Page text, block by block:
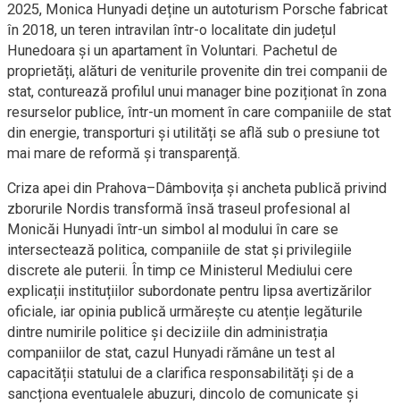
2025, Monica Hunyadi deține un autoturism Porsche fabricat
în 2018, un teren intravilan într-o localitate din județul
Hunedoara și un apartament în Voluntari. Pachetul de
proprietăți, alături de veniturile provenite din trei companii de
stat, conturează profilul unui manager bine poziționat în zona
resurselor publice, într-un moment în care companiile de stat
din energie, transporturi și utilități se află sub o presiune tot
mai mare de reformă și transparență.
Criza apei din Prahova–Dâmbovița și ancheta publică privind
zborurile Nordis transformă însă traseul profesional al
Monicăi Hunyadi într-un simbol al modului în care se
intersectează politica, companiile de stat și privilegiile
discrete ale puterii. În timp ce Ministerul Mediului cere
explicații instituțiilor subordonate pentru lipsa avertizărilor
oficiale, iar opinia publică urmărește cu atenție legăturile
dintre numirile politice și deciziile din administrația
companiilor de stat, cazul Hunyadi rămâne un test al
capacității statului de a clarifica responsabilități și de a
sancționa eventualele abuzuri, dincolo de comunicate și